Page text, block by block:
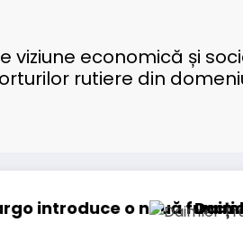
viziune economică și
rutiere din
Truck recheamă în